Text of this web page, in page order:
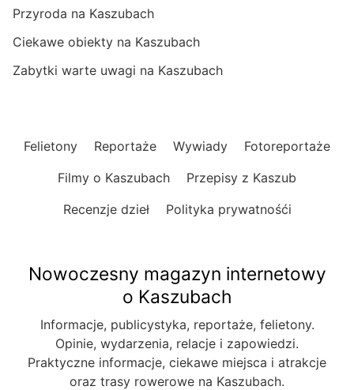
Przyroda na Kaszubach
Ciekawe obiekty na Kaszubach
Zabytki warte uwagi na Kaszubach
Felietony Reportaże Wywiady
Fotoreportaże
Filmy o Kaszubach
Przepisy z Kaszub
Recenzje dzieł
Polityka prywatnośći
Nowoczesny magazyn internetowy
o Kaszubach
Informacje, publicystyka, reportaże, felietony.
Opinie, wydarzenia, relacje i zapowiedzi.
Praktyczne informacje, ciekawe miejsca i atrakcje
oraz trasy rowerowe na Kaszubach.